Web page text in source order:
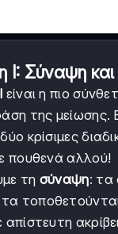
Σύναψη και
είναι η πιο
της μείωσης.
κρίσιμες
πουθενά αλλού!
τη σύναψη: τα